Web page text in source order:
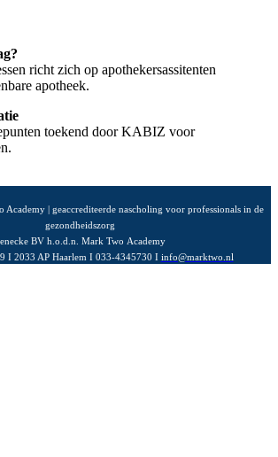
richt zich op apothekersassitenten
apotheek.
toekend door KABIZ voor
| geaccrediteerde nascholing voor professionals in de
gezondheidszorg
BV h.o.d.n. Mark Two Academy
I 2033 AP Haarlem I 033-4345730 I info@marktwo.nl